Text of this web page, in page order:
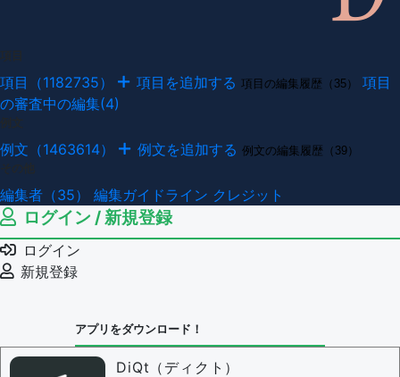
項目（1182735） 項目を追加する 項目の編集履歴（35）
項目
の審査中の編集(4)
例文（1463614） 例文を追加する 例文の編集履歴（39）
編集者（35） 編集ガイドライン クレジット
ログイン / 新規登録
ログイン
新規登録
アプリをダウンロード！
DiQt（ディクト）